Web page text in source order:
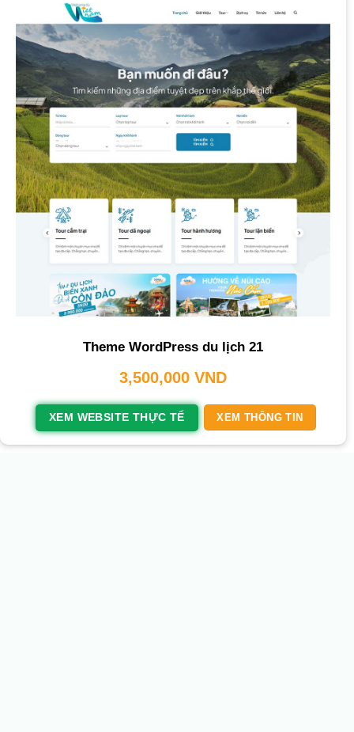
Theme WordPress du lịch 21
3,500,000 VND
XEM WEBSITE THỰC TẾ XEM THÔNG TIN